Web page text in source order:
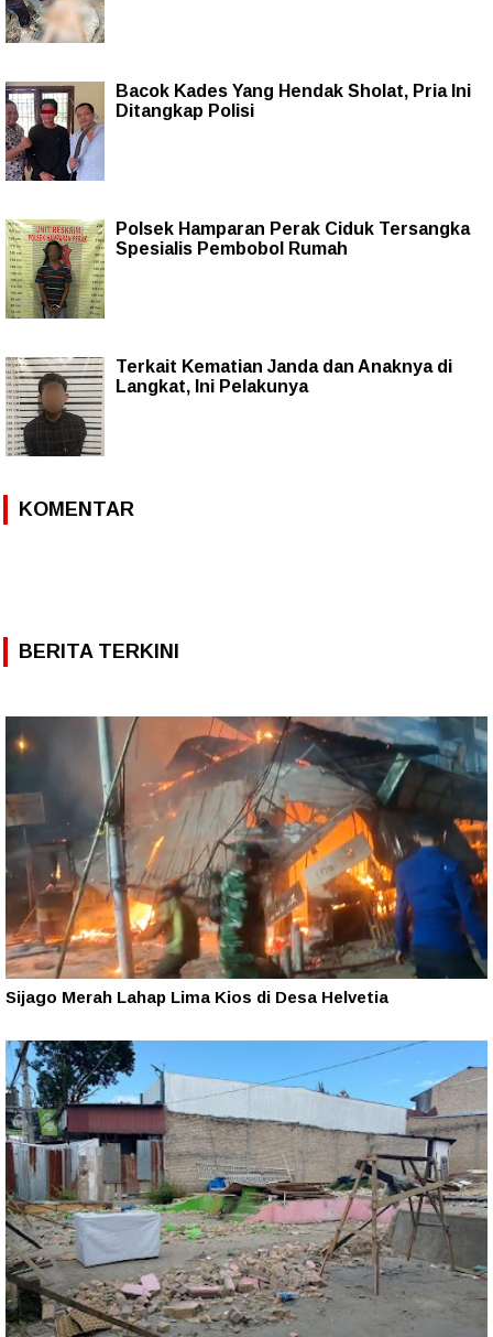
Bacok Kades Yang Hendak Sholat, Pria Ini
Ditangkap Polisi
Polsek Hamparan Perak Ciduk Tersangka
Spesialis Pembobol Rumah
Terkait Kematian Janda dan Anaknya di
Langkat, Ini Pelakunya
KOMENTAR
BERITA TERKINI
Sijago Merah Lahap Lima Kios di Desa Helvetia